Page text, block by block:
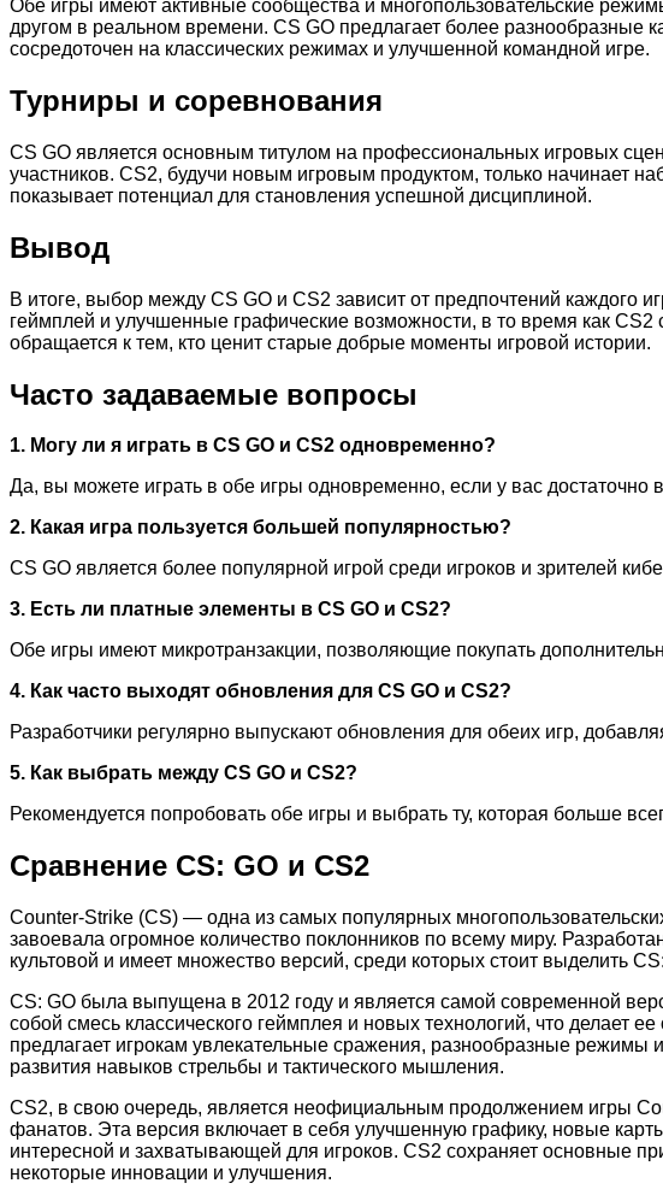
Обе игры имеют активные сообщества и многопользовательские
другом в реальном времени. CS GO предлагает более разнообразные
сосредоточен на классических режимах и улучшенной командной игре.
Турниры и соревнования
CS GO является основным титулом на профессиональных игровых
участников. CS2, будучи новым игровым продуктом, только начинает
показывает потенциал для становления успешной дисциплиной.
Вывод
В итоге, выбор между CS GO и CS2 зависит от предпочтений каждого
геймплей и улучшенные графические возможности, в то время как CS2
обращается к тем, кто ценит старые добрые моменты игровой истории.
Часто задаваемые вопросы
1. Могу ли я играть в CS GO и CS2 одновременно?
Да, вы можете играть в обе игры одновременно, если у вас достаточно
2. Какая игра пользуется большей популярностью?
CS GO является более популярной игрой среди игроков и зрителей
3. Есть ли платные элементы в CS GO и CS2?
Обе игры имеют микротранзакции, позволяющие покупать
4. Как часто выходят обновления для CS GO и CS2?
Разработчики регулярно выпускают обновления для обеих игр,
5. Как выбрать между CS GO и CS2?
Рекомендуется попробовать обе игры и выбрать ту, которая больше
Сравнение CS: GO и CS2
Counter-Strike (CS) — одна из самых популярных
завоевала огромное количество поклонников по всему миру.
культовой и имеет множество версий, среди которых стоит выделить
CS: GO была выпущена в 2012 году и является самой современной
собой смесь классического геймплея и новых технологий, что делает
предлагает игрокам увлекательные сражения, разнообразные режимы
развития навыков стрельбы и тактического мышления.
CS2, в свою очередь, является неофициальным продолжением игры
фанатов. Эта версия включает в себя улучшенную графику, новые
интересной и захватывающей для игроков. CS2 сохраняет основные
некоторые инновации и улучшения.